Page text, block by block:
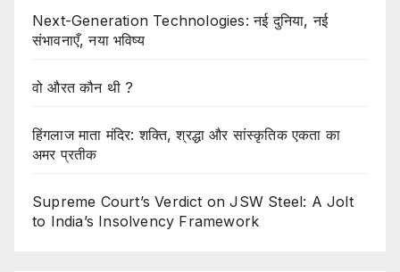
Next-Generation Technologies: नई दुनिया, नई
संभावनाएँ, नया भविष्य
वो औरत कौन थी ?
हिंगलाज माता मंदिर: शक्ति, श्रद्धा और सांस्कृतिक एकता का
अमर प्रतीक
Supreme Court’s Verdict on JSW Steel: A Jolt
to India’s Insolvency Framework